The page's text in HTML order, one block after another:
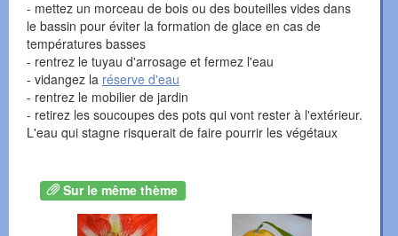
- mettez un morceau de bois ou des bouteilles vides dans
le bassin pour éviter la formation de glace en cas de
températures basses
- rentrez le tuyau d'arrosage et fermez l'eau
- vidangez la réserve d'eau
- rentrez le mobilier de jardin
- retirez les soucoupes des pots qui vont rester à l'extérieur.
L'eau qui stagne risquerait de faire pourrir les végétaux
Sur le même thème